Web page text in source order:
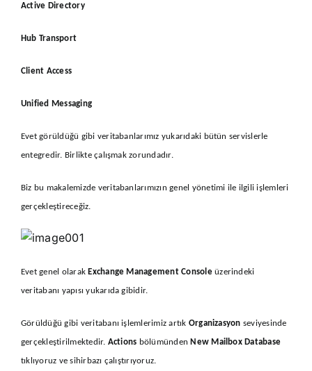
Active Directory
Hub Transport
Client Access
Unified Messaging
Evet görüldüğü gibi veritabanlarımız yukarıdaki bütün servislerle
entegredir. Birlikte çalışmak zorundadır.
Biz bu makalemizde veritabanlarımızın genel yönetimi ile ilgili işlemleri
gerçekleştireceğiz.
Evet genel olarak Exchange Management Consoleüzerindeki
veritabanı yapısı yukarıda gibidir.
Görüldüğü gibi veritabanı işlemlerimiz artık Organizasyon seviyesinde
gerçekleştirilmektedir. Actions bölümünden New Mailbox Database
tıklıyoruz ve sihirbazı çalıştırıyoruz.